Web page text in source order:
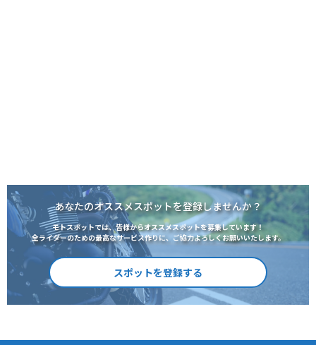
あなたのオススメスポットを登録しませんか？
モトスポットでは、皆様からオススメスポットを募集しています！
全ライダーのための最高なサービス作りに、ご協力よろしくお願いいたします。
スポットを登録する